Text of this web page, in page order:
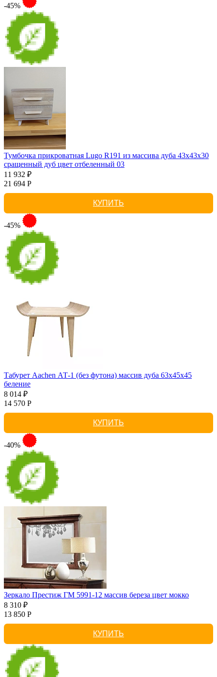
-45%
Тумбочка прикроватная Lugo R191 из массива дуба 43х43х30
сращенный дуб цвет отбеленный 03
11 932 ₽
21 694 Р
КУПИТЬ
-45%
Табурет Aachen АТ-1 (без футона) массив дуба 63х45х45
беление
8 014 ₽
14 570 Р
КУПИТЬ
-40%
Зеркало Престиж ГМ 5991-12 массив береза цвет мокко
8 310 ₽
13 850 Р
КУПИТЬ